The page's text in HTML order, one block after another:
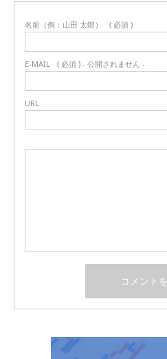
名前（例：山田 太郎） ( 必須 )
E-MAIL ( 必須 ) - 公開されません -
URL